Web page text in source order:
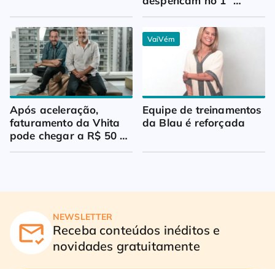
Após aceleração,
faturamento da Vhita
pode chegar a R$ 50
milhões
VaiVém
Equipe de treinamentos
da Blau é reforçada
NEWSLETTER
Receba conteúdos inéditos e
novidades gratuitamente